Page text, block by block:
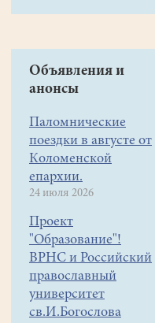
Объявления и
анонсы
Паломнические
поездки в августе от
Коломенской
епархии.
24 июля 2026
Проект
"Образование"!
ВРНС и Российский
православный
университет
св.И.Богослова